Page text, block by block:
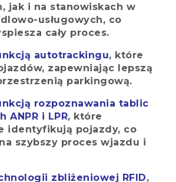
jak i na stanowiskach w
usługowych, co
cały proces.
autotrackingu, które
zapewniając lepszą
parkingową.
rozpoznawania tablic
ANPR i LPR, które
identyfikują pojazdy, co
szybszy proces wjazdu i
zbliżeniowej RFID,